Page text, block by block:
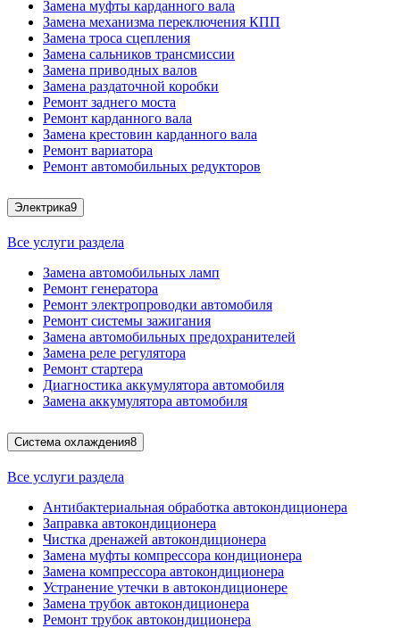
Замена муфты карданного вала
Замена механизма переключения КПП
Замена троса сцепления
Замена сальников трансмиссии
Замена приводных валов
Замена раздаточной коробки
Ремонт заднего моста
Ремонт карданного вала
Замена крестовин карданного вала
Ремонт вариатора
Ремонт автомобильных редукторов
Электрика9
Все услуги раздела
Замена автомобильных ламп
Ремонт генератора
Ремонт электропроводки автомобиля
Ремонт системы зажигания
Замена автомобильных предохранителей
Замена реле регулятора
Ремонт стартера
Диагностика аккумулятора автомобиля
Замена аккумулятора автомобиля
Система охлаждения8
Все услуги раздела
Антибактериальная обработка автокондиционера
Заправка автокондиционера
Чистка дренажей автокондиционера
Замена муфты компрессора кондиционера
Замена компрессора автокондиционера
Устранение утечки в автокондиционере
Замена трубок автокондиционера
Ремонт трубок автокондиционера